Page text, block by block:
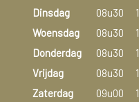
Dinsdag
08u30
Woensdag
08u30
Donderdag
08u30
Vrijdag
08u30
Zaterdag
09u00